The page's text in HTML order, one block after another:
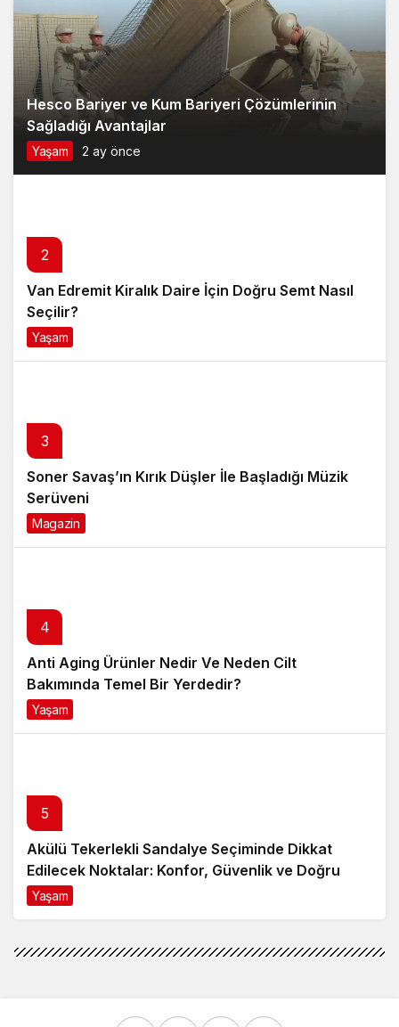
Hesco Bariyer ve Kum Bariyeri Çözümlerinin
Sağladığı Avantajlar
Yaşam 2 ay önce
2
Van Edremit Kiralık Daire İçin Doğru Semt Nasıl
Seçilir?
Yaşam
3
Soner Savaş’ın Kırık Düşler İle Başladığı Müzik
Serüveni
Magazin
4
Anti Aging Ürünler Nedir Ve Neden Cilt
Bakımında Temel Bir Yerdedir?
Yaşam
5
Akülü Tekerlekli Sandalye Seçiminde Dikkat
Edilecek Noktalar: Konfor, Güvenlik ve Doğru
Model Tercihi
Yaşam